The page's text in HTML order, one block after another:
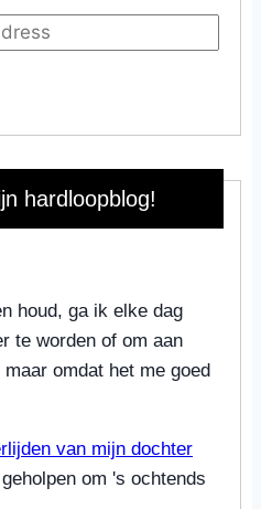
hardloopblog!
houd, ga ik elke dag
te worden of om aan
omdat het me goed
van mijn dochter
om 's ochtends